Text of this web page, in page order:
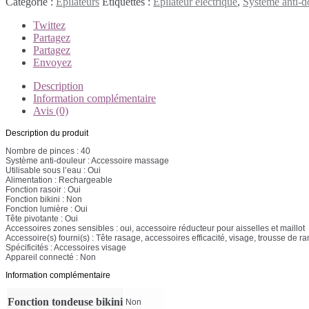
Twittez
Partagez
Partagez
Envoyez
Description
Information complémentaire
Avis (0)
Description du produit
Nombre de pinces : 40
Système anti-douleur : Accessoire massage
Utilisable sous l’eau : Oui
Alimentation : Rechargeable
Fonction rasoir : Oui
Fonction bikini : Non
Fonction lumière : Oui
Tête pivotante : Oui
Accessoires zones sensibles : oui, accessoire réducteur pour aisselles et maillot
Accessoire(s) fourni(s) : Tête rasage, accessoires efficacité, visage, trousse de
Spécificités : Accessoires visage
Appareil connecté : Non
Information complémentaire
Fonction tondeuse bikini Non